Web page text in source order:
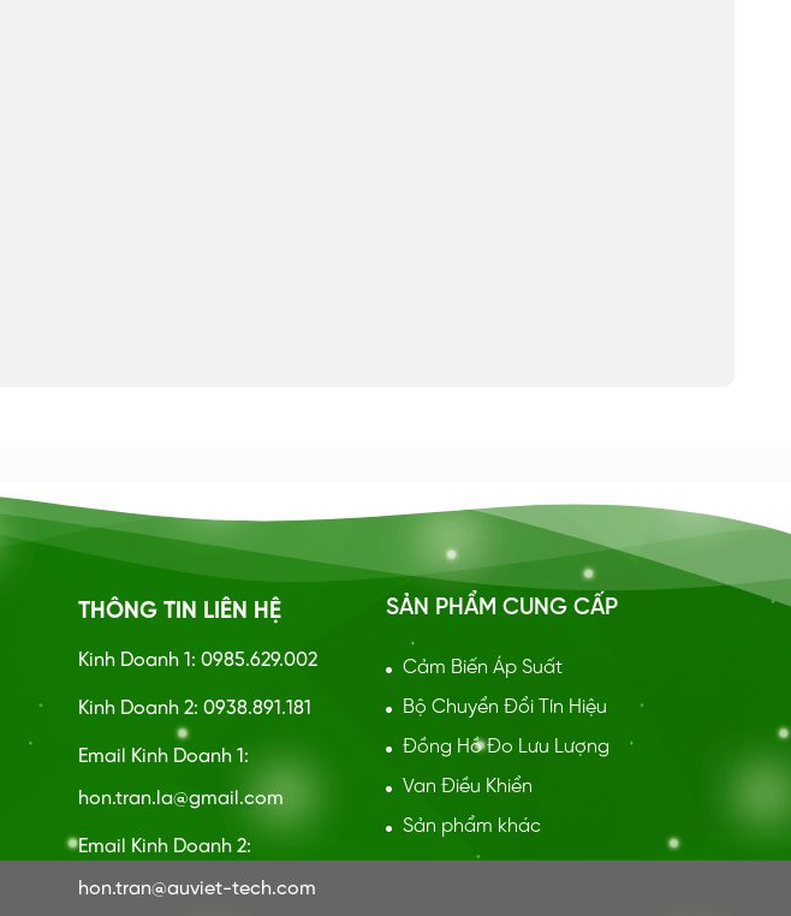
THÔNG TIN LIÊN HỆ
Kinh Doanh 1: 0985.629.002
Kinh Doanh 2: 0938.891.181
Email Kinh Doanh 1:
hon.tran.la@gmail.com
Email Kinh Doanh 2:
hon.tran@auviet-tech.com
SẢN PHẨM CUNG CẤP
Cảm Biến Áp Suất
Bộ Chuyển Đổi Tín Hiệu
Đồng Hồ Đo Lưu Lượng
Van Điều Khiển
Sản phẩm khác